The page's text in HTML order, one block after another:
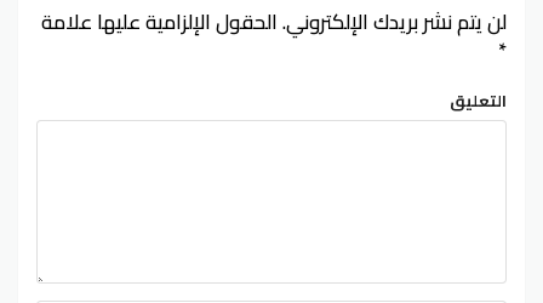
لن يتم نشر بريدك الإلكتروني.الحقول الإلزامية عليها علامة
*
التعليق